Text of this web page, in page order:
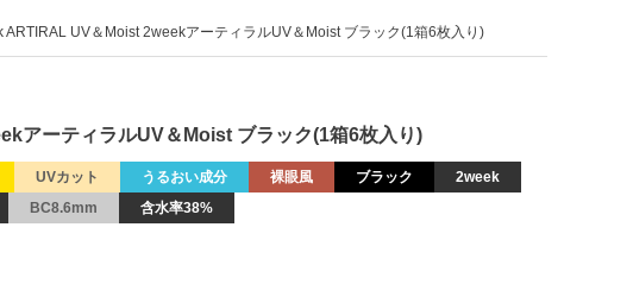
ARTIRAL UV＆Moist 2weekアーティラルUV＆Moist ブラック(1箱6枚入り)
アーティラルUV＆Moist ブラック(1箱6枚入り)
UVカット うるおい成分 裸眼風 ブラック
2week
BC8.6mm 含水率38%